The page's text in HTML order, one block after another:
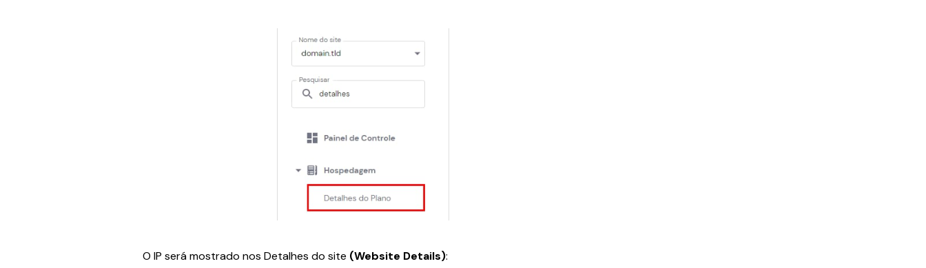
O IP será mostrado nos Detalhes do site (Website Details):